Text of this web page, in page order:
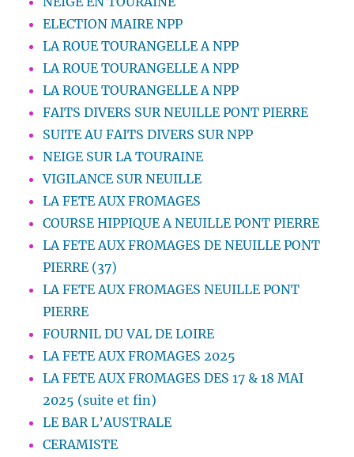
ELECTION MAIRE NPP
LA ROUE TOURANGELLE A NPP
LA ROUE TOURANGELLE A NPP
LA ROUE TOURANGELLE A NPP
FAITS DIVERS SUR NEUILLE PONT PIERRE
SUITE AU FAITS DIVERS SUR NPP
NEIGE SUR LA TOURAINE
VIGILANCE SUR NEUILLE
LA FETE AUX FROMAGES
COURSE HIPPIQUE A NEUILLE PONT PIERRE
LA FETE AUX FROMAGES DE NEUILLE PONT
PIERRE (37)
LA FETE AUX FROMAGES NEUILLE PONT
PIERRE
FOURNIL DU VAL DE LOIRE
LA FETE AUX FROMAGES 2025
LA FETE AUX FROMAGES DES 17 & 18 MAI
2025 (suite et fin)
LE BAR L’AUSTRALE
CERAMISTE